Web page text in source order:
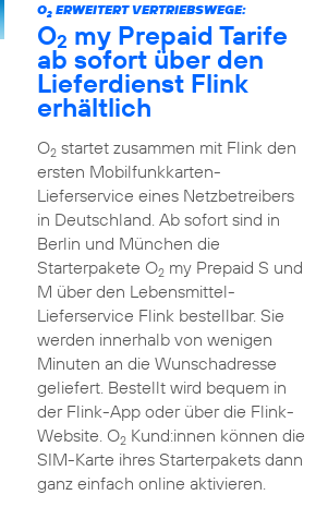
O2ERWEITERT VERTRIEBSWEGE:
O2 my Prepaid Tarife
ab sofort über den
Lieferdienst Flink
erhältlich
O2startet zusammen mit Flink den
ersten Mobilfunkkarten-
Lieferservice eines Netzbetreibers
in Deutschland. Ab sofort sind in
Berlin und München die
Starterpakete O2my Prepaid S und
M über den Lebensmittel-
Lieferservice Flink bestellbar. Sie
werden innerhalb von wenigen
Minuten an die Wunschadresse
geliefert. Bestellt wird bequem in
der Flink-App oder über die Flink-
Website. O2Kund:innen können die
SIM-Karte ihres Starterpakets dann
ganz einfach online aktivieren.